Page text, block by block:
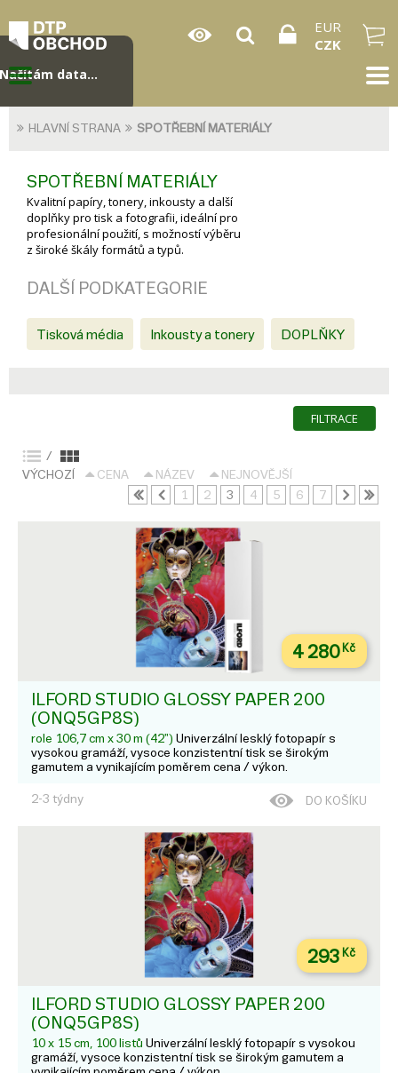
EUR
CZK
HLAVNÍ STRANA SPOTŘEBNÍ MATERIÁLY
SPOTŘEBNÍ MATERIÁLY
Kvalitní papíry, tonery, inkousty a další
doplňky pro tisk a fotografii, ideální pro
profesionální použití, s možností výběru
z široké škály formátů a typů.
DALŠÍ PODKATEGORIE
Tisková média Inkousty a tonery DOPLŇKY
FILTRACE
/
VÝCHOZÍ
CENA NÁZEV
NEJNOVĚJŠÍ
1
2 3 4 5 6 7
4 280Kč
ILFORD STUDIO GLOSSY PAPER 200
(ONQ5GP8S)
role 106,7 cm x 30 m (42") Univerzální lesklý fotopapír s
vysokou gramáží, vysoce konzistentní tisk se širokým
gamutem a vynikajícím poměrem cena / výkon.
2-3 týdny DO KOŠÍKU
293 Kč
ILFORD STUDIO GLOSSY PAPER 200
(ONQ5GP8S)
10 x 15 cm, 100 listů Univerzální lesklý fotopapír s vysokou
gramáží, vysoce konzistentní tisk se širokým gamutem a
Načítám data...